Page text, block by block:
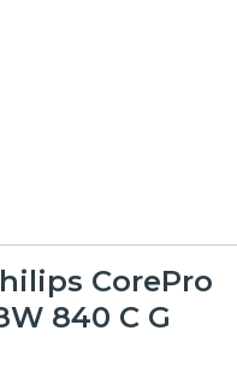
CorePro
840 C G